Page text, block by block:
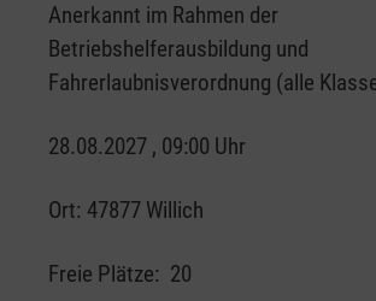
Anerkannt im Rahmen der
Betriebshelferausbildung und
Fahrerlaubnisverordnung (alle
28.08.2027 , 09:00 Uhr
Ort: 47877 Willich
Freie Plätze: 20